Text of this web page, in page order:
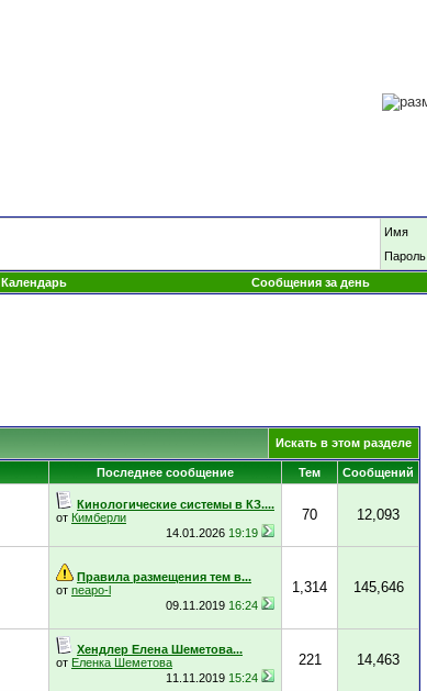
Имя
Пароль
Календарь Сообщения за день
Искать в этом разделе
Последнее сообщение Тем Сообщений
Кинологические системы в КЗ....
от Кимберли
14.01.2026 19:19
70 12,093
Правила размещения тем в...
от neapo-l
09.11.2019 16:24
1,314 145,646
Хендлер Елена Шеметова...
от Еленка Шеметова
11.11.2019 15:24
221 14,463